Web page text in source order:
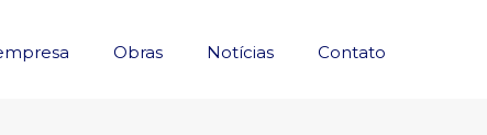
Obras Notícias Contato